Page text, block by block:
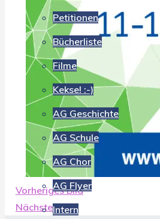
Petitionen
Bücherliste
Filme
Kekse! :-)
AG Geschichte
AG Schule
AG Chor
AG Flyer
Intern
Vorheriges Bild
Nächstes Bild